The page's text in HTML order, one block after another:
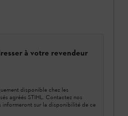
à votre revendeur
disponible chez les
agréés STIHL. Contactez nos
informeront sur la disponibilité de ce